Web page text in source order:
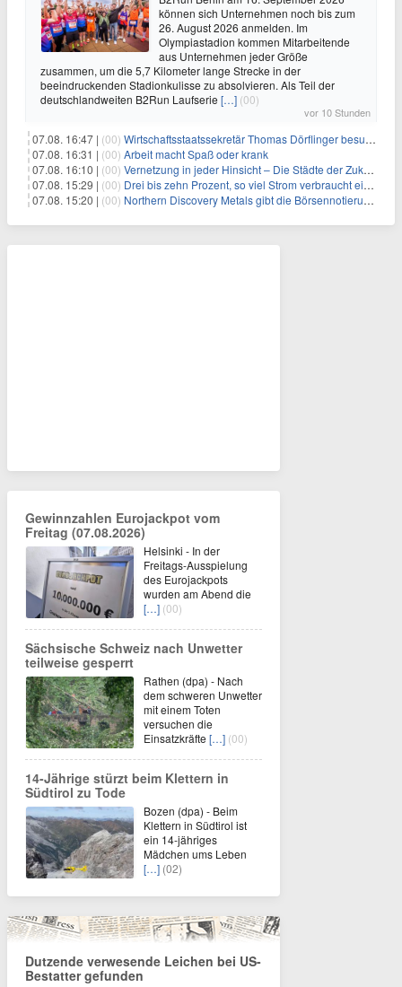
können sich Unternehmen noch bis zum
26. August 2026 anmelden. Im
Olympiastadion kommen Mitarbeitende
aus Unternehmen jeder Größe
zusammen, um die 5,7 Kilometer lange Strecke in der
beeindruckenden Stadionkulisse zu absolvieren. Als Teil der
deutschlandweiten B2Run Laufserie […] (00)
vor 10 Stunden
07.08. 16:47 | (00) Wirtschaftsstaatssekretär Thomas Dörflinger besucht Handwerksbetrieb im Kammerbezirk Freiburg
07.08. 16:31 | (00) Arbeit macht Spaß oder krank
07.08. 16:10 | (00) Vernetzung in jeder Hinsicht – Die Städte der Zukunft sind grün-blau
07.08. 15:29 | (00) Drei bis zehn Prozent, so viel Strom verbraucht ein Aufzug im Gebäude
07.08. 15:20 | (00) Northern Discovery Metals gibt die Börsennotierung an der Frankfurter Wertpapierbörse bekannt
Gewinnzahlen Eurojackpot vom
Freitag (07.08.2026)
Helsinki - In der
Freitags-Ausspielung
des Eurojackpots
wurden am Abend die
[…] (00)
Sächsische Schweiz nach Unwetter
teilweise gesperrt
Rathen (dpa) - Nach
dem schweren Unwetter
mit einem Toten
versuchen die
Einsatzkräfte […] (00)
14-Jährige stürzt beim Klettern in
Südtirol zu Tode
Bozen (dpa) - Beim
Klettern in Südtirol ist
ein 14-jähriges
Mädchen ums Leben
[…] (02)
Dutzende verwesende Leichen bei US-
Bestatter gefunden